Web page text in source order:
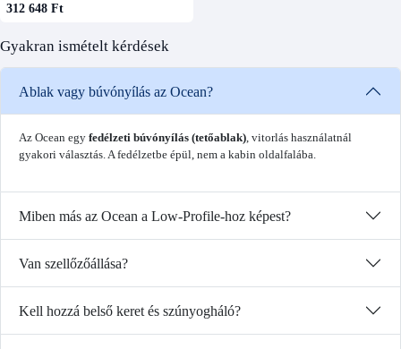
312 648 Ft
Gyakran ismételt kérdések
Ablak vagy búvónyílás az Ocean?
Az Ocean egy fedélzeti búvónyílás (tetőablak), vitorlás használatnál
gyakori választás. A fedélzetbe épül, nem a kabin oldalfalába.
Miben más az Ocean a Low-Profile-hoz képest?
Van szellőzőállása?
Kell hozzá belső keret és szúnyogháló?